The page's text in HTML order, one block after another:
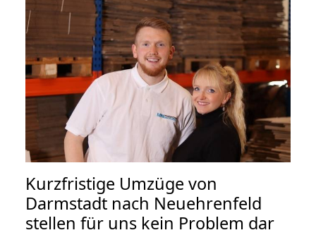
Kurzfristige Umzüge von
Darmstadt nach Neuehrenfeld
stellen für uns kein Problem dar